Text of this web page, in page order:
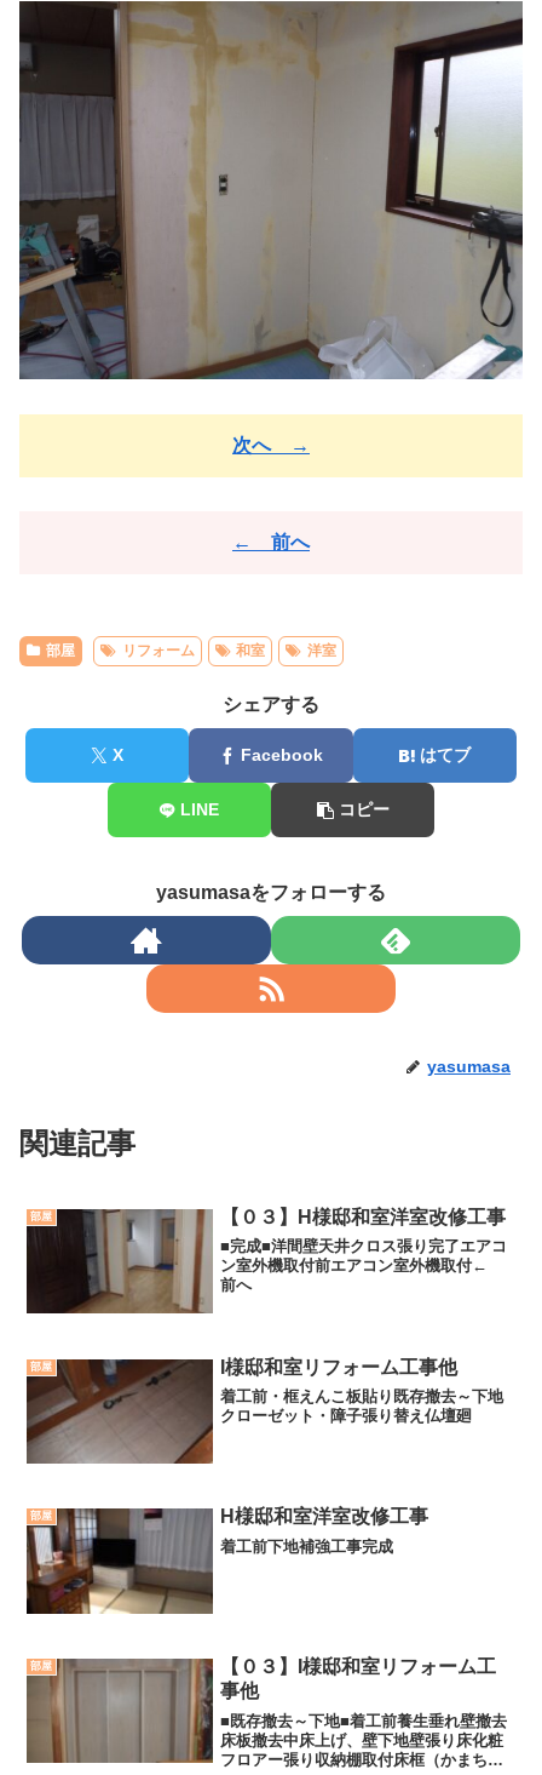
次へ →
← 前へ
部屋 リフォーム 和室 洋室
シェアする
X Facebook はてブ
LINE コピー
yasumasaをフォローする
yasumasa
関連記事
部屋 【０３】H様邸和室洋室改修工事
■完成■洋間壁天井クロス張り完了エアコ
ン室外機取付前エアコン室外機取付←
前へ
部屋 I様邸和室リフォーム工事他
着工前・框えんこ板貼り既存撤去～下地
クローゼット・障子張り替え仏壇廻
部屋 H様邸和室洋室改修工事
着工前下地補強工事完成
部屋
【０３】I様邸和室リフォーム工
事他
■既存撤去～下地■着工前養生垂れ壁撤去
床板撤去中床上げ、壁下地壁張り床化粧
フロアー張り収納棚取付床框（かまち）